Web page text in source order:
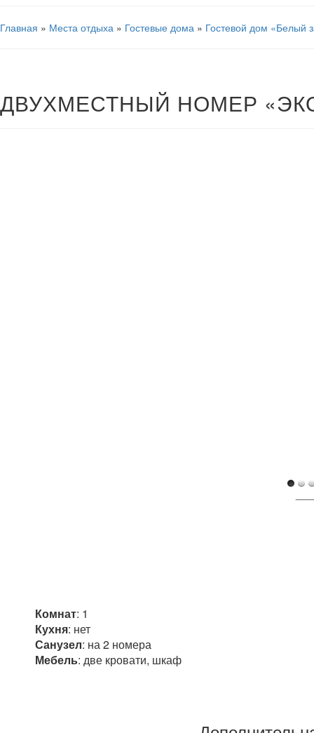
Главная » Места отдыха » Гостевые дома » Гостевой дом «Белый
ДВУХМЕСТНЫЙ НОМЕР
Комнат: 1
Кухня: нет
Санузел: на 2 номера
Мебель: две кровати, шкаф